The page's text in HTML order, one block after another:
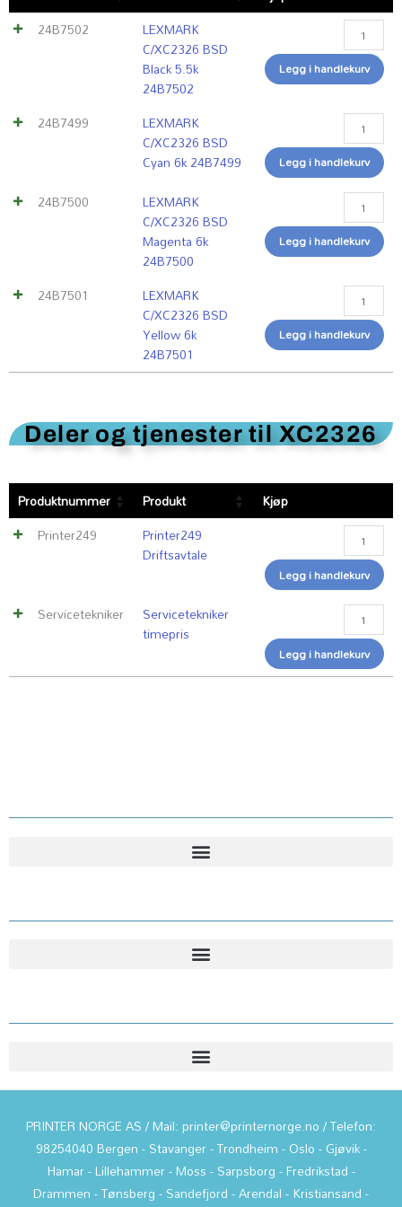
24B7502
LEXMARK
C/XC2326 BSD
Black 5.5k
24B7502
BSD
Black
5.5k
24B7502
Legg i handlekurv
24B7499
LEXMARK
C/XC2326 BSD
Cyan 6k 24B7499
BSD
Cyan
6k
24B7499
Legg i handlekurv
24B7500
LEXMARK
C/XC2326 BSD
Magenta 6k
24B7500
BSD
Magenta
6k
24B7500
Legg i handlekurv
24B7501
LEXMARK
C/XC2326 BSD
Yellow 6k
24B7501
BSD
Yellow
6k
24B7501
Legg i handlekurv
Deler og tjenester til XC2326
Produktnummer Produkt
Kjøp
Printer249
Printer249
Driftsavtale
Printer249
antall
Legg i handlekurv
Servicetekniker
Servicetekniker
timepris
antall
Legg i handlekurv
PRINTER NORGE AS / Mail: printer@printernorge.no / Telefon:
98254040 Bergen - Stavanger - Trondheim - Oslo - Gjøvik -
Hamar - Lillehammer - Moss - Sarpsborg - Fredrikstad -
Drammen - Tønsberg - Sandefjord - Arendal - Kristiansand -